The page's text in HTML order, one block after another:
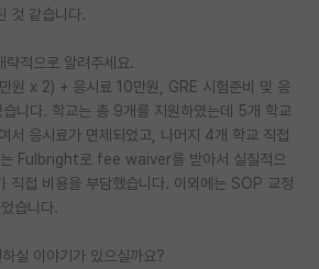
것 같습니다.
략적으로 알려주세요.
원 x 2) + 응시료 10만원, GRE 시험준비 및 응
니다. 학교는 총 9개를 지원하였는데 5개 학교
응시료가 면제되었고, 나머지 4개 학교 직접
는 Fulbright로 fee waiver를 받아서 실질적으
직접 비용을 부담했습니다. 이외에는 SOP 교정
습니다.
실 이야기가 있으실까요?